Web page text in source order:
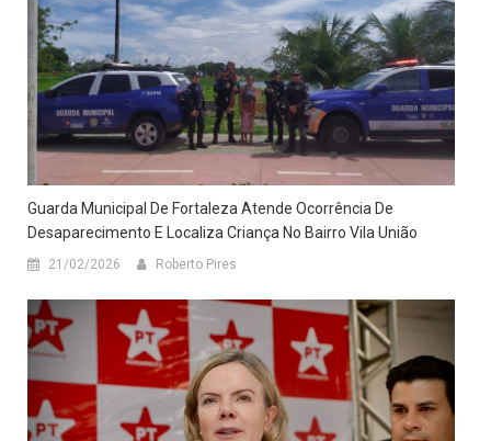
Guarda Municipal De Fortaleza Atende Ocorrência De
Desaparecimento E Localiza Criança No Bairro Vila União
21/02/2026 Roberto Pires